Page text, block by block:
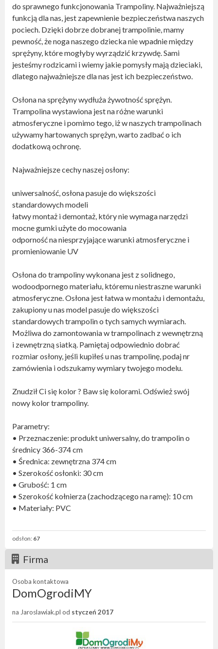
do sprawnego funkcjonowania Trampoliny. Najważniejszą
funkcją dla nas, jest zapewnienie bezpieczeństwa naszych
pociech. Dzięki dobrze dobranej trampolinie, mamy
pewność, że noga naszego dziecka nie wpadnie między
sprężyny, które mogłyby wyrządzić krzywdę. Sami
jesteśmy rodzicami i wiemy jakie pomysły mają dzieciaki,
dlatego najważniejsze dla nas jest ich bezpieczeństwo.
Osłona na sprężyny wydłuża żywotność sprężyn.
Trampolina wystawiona jest na różne warunki
atmosferyczne i pomimo tego, iż w naszych trampolinach
używamy hartowanych sprężyn, warto zadbać o ich
dodatkową ochronę.
Najważniejsze cechy naszej osłony:
uniwersalność, osłona pasuje do większości
standardowych modeli
łatwy montaż i demontaż, który nie wymaga narzędzi
mocne gumki użyte do mocowania
odporność na niesprzyjające warunki atmosferyczne i
promieniowanie UV
Osłona do trampoliny wykonana jest z solidnego,
wodoodpornego materiału, któremu niestraszne warunki
atmosferyczne. Osłona jest łatwa w montażu i demontażu,
zakupiony u nas model pasuje do większości
standardowych trampolin o tych samych wymiarach.
Możliwa do zamontowania w trampolinach z wewnętrzną
i zewnętrzną siatką. Pamiętaj odpowiednio dobrać
rozmiar osłony, jeśli kupiłeś u nas trampolinę, podaj nr
zamówienia i odszukamy wymiary twojego modelu.
Znudził Ci się kolor ? Baw się kolorami. Odśwież swój
nowy kolor trampoliny.
Parametry:
• Przeznaczenie: produkt uniwersalny, do trampolin o
średnicy 366-374 cm
• Średnica: zewnętrzna 374 cm
• Szerokość osłonki: 30 cm
• Grubość: 1 cm
• Szerokość kołnierza (zachodzącego na ramę): 10 cm
• Materiały: PVC
odsłon: 67
Firma
Osoba kontaktowa
DomOgrodiMY
na Jaroslawiak.pl od styczeń 2017